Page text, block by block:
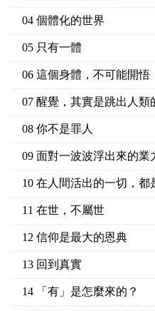
04 個體化的世界
05 只有一體
06 這個身體，不可能開悟
07 醒覺，其實是跳出人類
08 你不是罪人
09 面對一波波浮出來的業
10 在人間活出的一切，都
11 在世，不屬世
12 信仰是最大的恩典
13 回到真實
14 「有」是怎麼來的？